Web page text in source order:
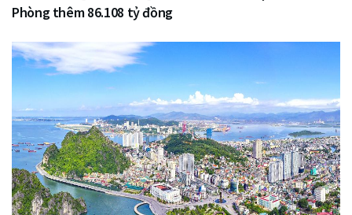
Phòng thêm 86.108 tỷ đồng